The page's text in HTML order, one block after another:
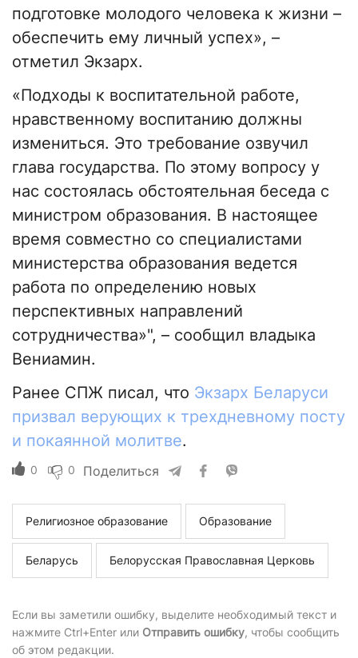
подготовке молодого человека к жизни –
обеспечить ему личный успех», –
отметил Экзарх.
«Подходы к воспитательной работе,
нравственному воспитанию должны
измениться. Это требование озвучил
глава государства. По этому вопросу у
нас состоялась обстоятельная беседа с
министром образования. В настоящее
время совместно со специалистами
министерства образования ведется
работа по определению новых
перспективных направлений
сотрудничества»", – сообщил владыка
Вениамин.
Ранее СПЖ писал, что Экзарх Беларуси
призвал верующих к трехдневному посту
и покаянной молитве.
0 0 Поделиться
Религиозное образование Образование
Беларусь Белорусская Православная Церковь
Если вы заметили ошибку, выделите необходимый текст и
нажмите Ctrl+Enter или Отправить ошибку, чтобы сообщить
об этом редакции.